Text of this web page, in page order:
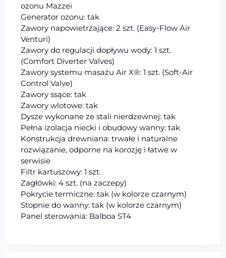
ozonu Mazzei
Generator ozonu: tak
Zawory napowietrzające: 2 szt. (Easy-Flow Air
Venturi)
Zawory do regulacji dopływu wody: 1 szt.
(Comfort Diverter Valves)
Zawory systemu masażu Air X®: 1 szt. (Soft-Air
Control Valve)
Zawory ssące: tak
Zawory wlotowe: tak
Dysze wykonane ze stali nierdzewnej: tak
Pełna izolacja niecki i obudowy wanny: tak
Konstrukcja drewniana: trwałe i naturalne
rozwiązanie, odporne na korozję i łatwe w
serwisie
Filtr kartuszowy: 1 szt.
Zagłówki: 4 szt. (na zaczepy)
Pokrycie termiczne: tak (w kolorze czarnym)
Stopnie do wanny: tak (w kolorze czarnym)
Panel sterowania: Balboa ST4